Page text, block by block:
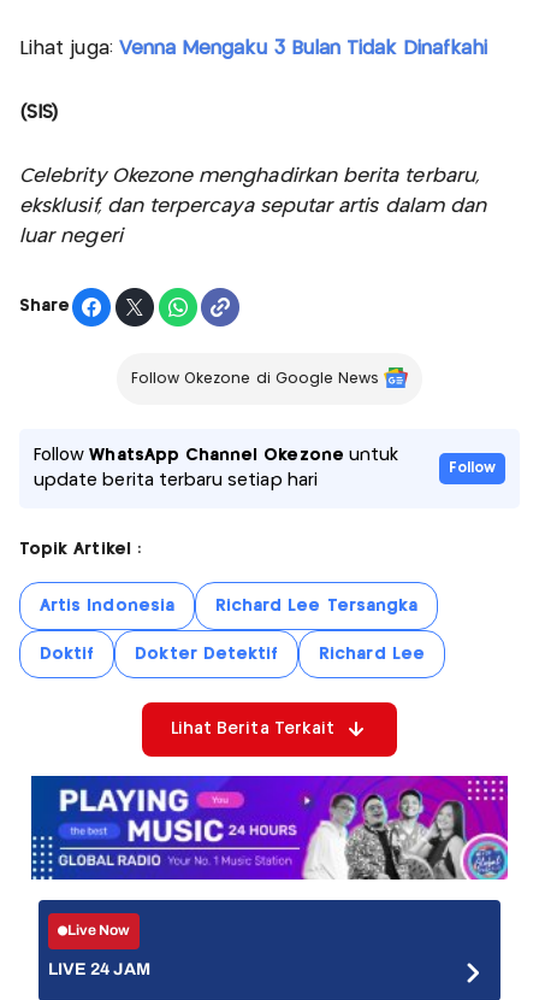
Lihat juga: Venna Mengaku 3 Bulan Tidak Dinafkahi
(SIS)
Celebrity Okezone menghadirkan berita terbaru,
eksklusif, dan terpercaya seputar artis dalam dan
luar negeri
Share
Follow Okezone di Google News
FollowWhatsApp Channel Okezone untuk
update berita terbaru setiap hari
Follow
Topik Artikel :
Artis Indonesia Richard Lee Tersangka
Doktif Dokter Detektif Richard Lee
Lihat Berita Terkait
Live Now
LIVE 24 JAM